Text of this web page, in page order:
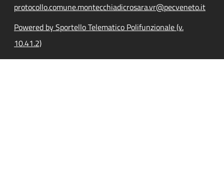
protocollo.comune.montecchiadicrosara.vr@pecveneto.it
Powered by Sportello Telematico Polifunzionale (v.
10.41.2)